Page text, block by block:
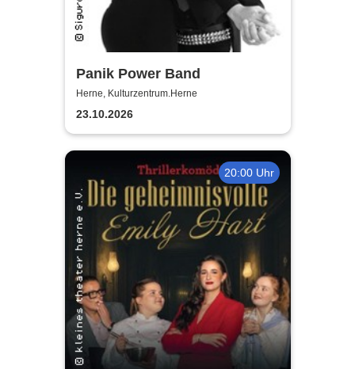
Panik Power Band
Herne, Kulturzentrum.Herne
23.10.2026
20:00 Uhr